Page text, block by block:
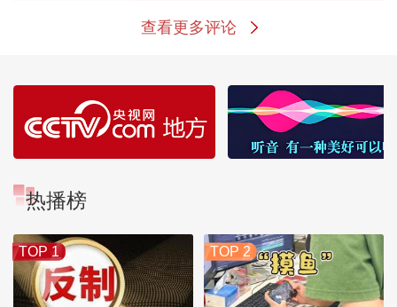
查看更多评论
热播榜
TOP 1 TOP 2